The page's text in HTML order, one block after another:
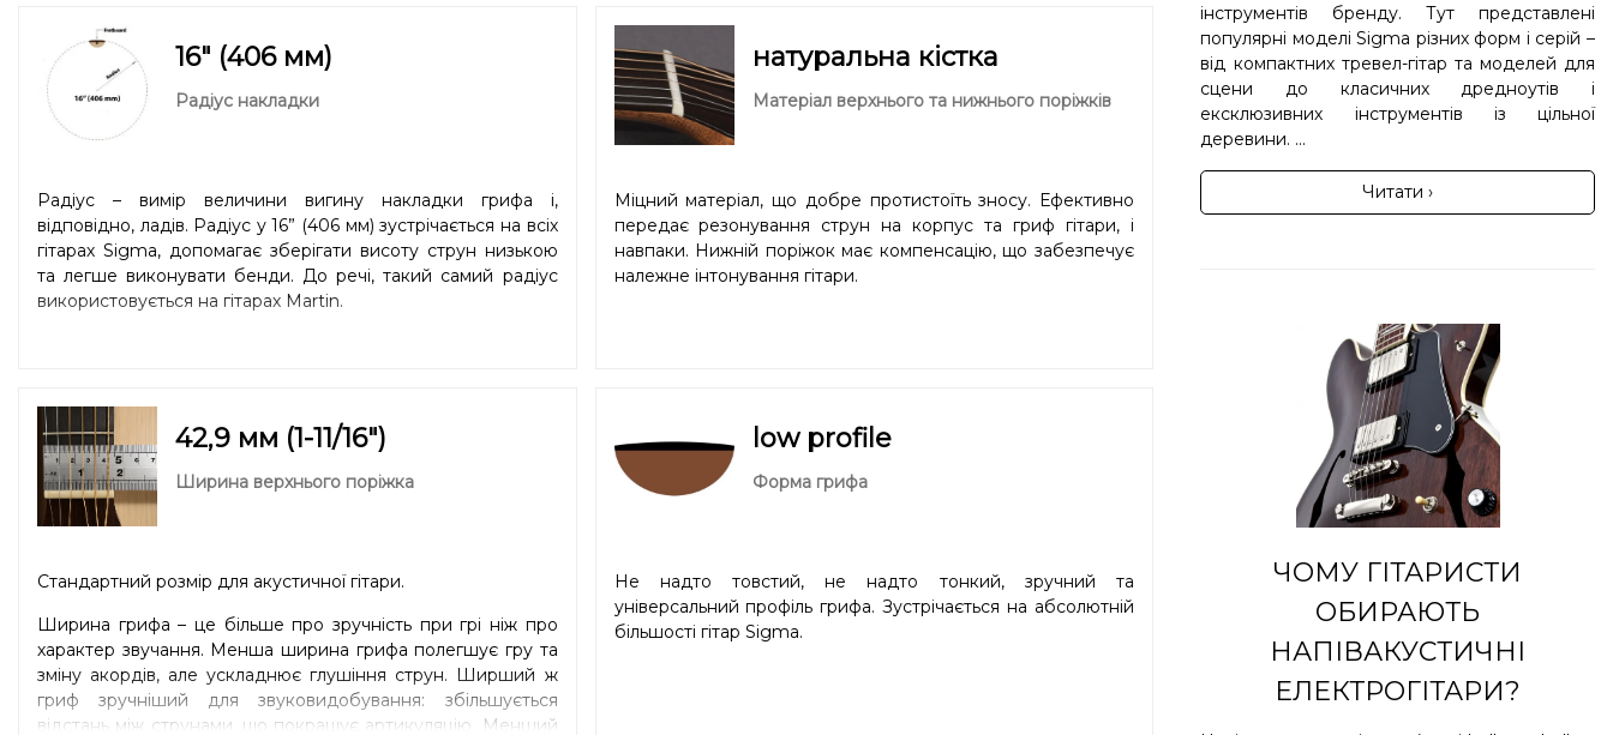
використовувати мікарту (Micarta), композитний матеріал,
дуже схожий за звуковими характеристиками на чорне
дерево (Ebony), але значно стійкіший до перепадів
температури та вологості ніж традиційна деревина. Різке,
яскраве звучання додать розбірливості кожній ноті.
Міцність накладки також покращує стабільність геометрії
16" (406 мм)
Радіус накладки
Радіус – вимір величини вигину накладки грифа і,
відповідно, ладів. Радіус у 16” (406 мм) зустрічається на всіх
гітарах Sigma, допомагає зберігати висоту струн низькою
та легше виконувати бенди. До речі, такий самий радіус
використовується на гітарах Martin.
натуральна кістка
Матеріал верхнього та нижнього поріжків
Міцний матеріал, що добре протистоїть зносу. Ефективно
передає резонування струн на корпус та гриф гітари, і
навпаки. Нижній поріжок має компенсацію, що забезпечує
належне інтонування гітари.
42,9 мм (1-11/16″)
Ширина верхнього поріжка
Стандартний розмір для акустичної гітари.
Ширина грифа – це більше про зручність при грі ніж про
характер звучання. Менша ширина грифа полегшує гру та
зміну акордів, але ускладнює глушіння струн. Ширший ж
гриф зручніший для звуковидобування: збільшується
відстань між струнами, що покращує артикуляцію. Менший
low profile
Форма грифа
Не надто товстий, не надто тонкий, зручний та
універсальний профіль грифа. Зустрічається на абсолютній
більшості гітар Sigma.
інструментів бренду. Тут представлені
популярні моделі Sigma різних форм і серій –
від компактних тревел-гітар та моделей для
сцени до класичних дредноутів і
ексклюзивних інструментів із цільної
деревини. ...
Читати ›
ЧОМУ ГІТАРИСТИ
ОБИРАЮТЬ
НАПІВАКУСТИЧНІ
ЕЛЕКТРОГІТАРИ?